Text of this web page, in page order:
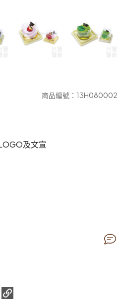
商品編號：13H080002
及文宣